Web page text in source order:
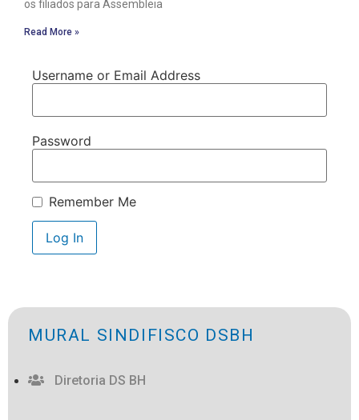
os filiados para Assembleia
Read More »
Username or Email Address
Password
Remember Me
MURAL SINDIFISCO DSBH
Diretoria DS BH